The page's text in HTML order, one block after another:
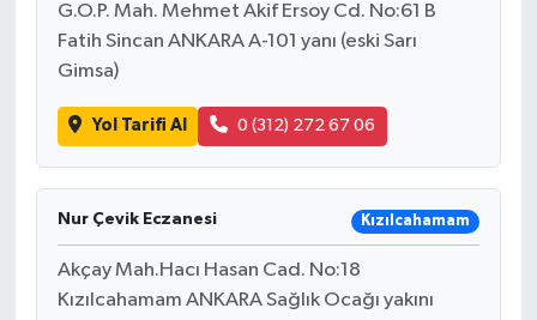
G.O.P. Mah. Mehmet Akif Ersoy Cd. No:61 B
Fatih Sincan ANKARA A-101 yanı (eski Sarı
Gimsa)
Yol Tarifi Al 0 (312) 272 67 06
Nur Çevik Eczanesi Kızılcahamam
Akçay Mah.Hacı Hasan Cad. No:18
Kızılcahamam ANKARA Sağlık Ocağı yakını